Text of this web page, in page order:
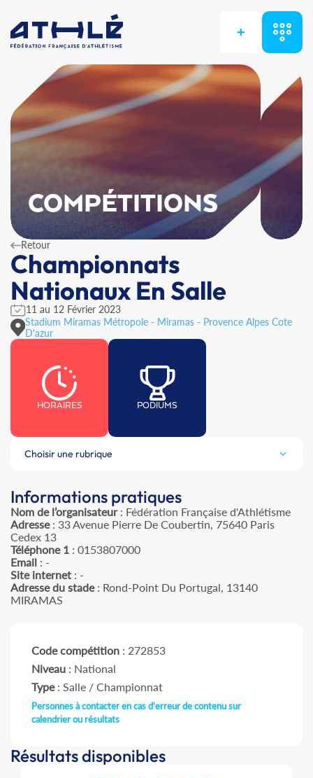
+
COMPÉTITIONS
Retour
Championnats
Nationaux En Salle
11 au 12 Février 2023
Stadium Miramas Métropole - Miramas - Provence Alpes Cote
D'azur
HORAIRES PODIUMS
Choisir une rubrique
Informations pratiques
Nom de l’organisateur: Fédération Française d'Athlétisme
Adresse: 33 Avenue Pierre De Coubertin, 75640 Paris
Cedex 13
Téléphone 1 : 0153807000
Email : -
Site internet : -
Adresse du stade: Rond-Point Du Portugal, 13140
MIRAMAS
Code compétition : 272853
Niveau : National
Type: Salle / Championnat
Personnes à contacter en cas d'erreur de contenu sur
calendrier ou résultats
Résultats disponibles